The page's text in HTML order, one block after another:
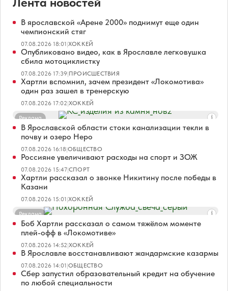
В ярославской «Арене 2000» поднимут еще один
чемпионский стяг
07.08.2026 18:01|ХОККЕЙ
Опубликовано видео, как в Ярославле легковушка
сбила мотоциклистку
07.08.2026 17:39|ПРОИСШЕСТВИЯ
Хартли вспомнил, зачем президент «Локомотива»
один раз зашел в тренерскую
07.08.2026 17:02|ХОККЕЙ
Реклама
В Ярославской области стоки канализации текли в
почву и озеро Неро
07.08.2026 16:18|ОБЩЕСТВО
Россияне увеличивают расходы на спорт и ЗОЖ
07.08.2026 15:47|СПОРТ
Хартли рассказал о звонке Никитину после победы в
Казани
07.08.2026 15:01|ХОККЕЙ
Реклама
Боб Хартли рассказал о самом тяжёлом моменте
плей-офф в «Локомотиве»
07.08.2026 14:52|ХОККЕЙ
В Ярославле восстанавливают жандармские казармы
07.08.2026 14:01|ОБЩЕСТВО
Сбер запустил образовательный кредит на обучение
по любой специальности